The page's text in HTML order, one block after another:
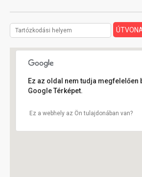
Ez az oldal nem tudja megfelelően
Google Térképet.
Ez a webhely az Ön tulajdonában van?